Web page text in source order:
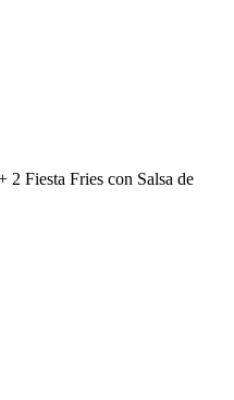
2 Fiesta Fries con Salsa de